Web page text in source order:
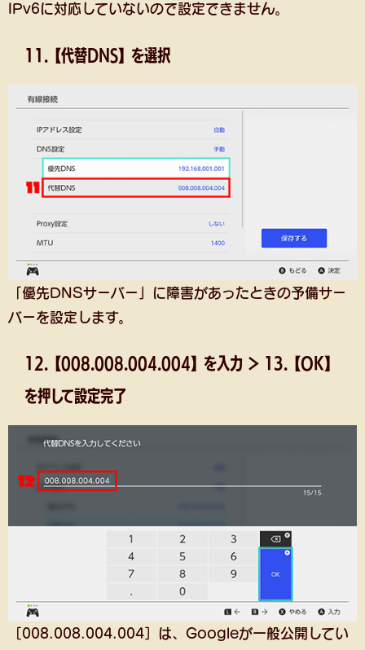
IPv6に対応していないので設定できません。
11.【代替DNS】を選択
「優先DNSサーバー」に障害があったときの予備サー
バーを設定します。
12.【008.008.004.004】を入力 ＞ 13.【OK】
を押して設定完了
［008.008.004.004］は、Googleが一般公開してい